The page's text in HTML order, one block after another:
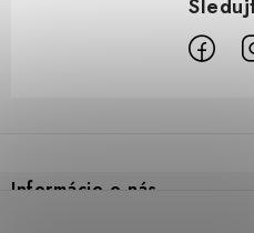
pInformácie o nás